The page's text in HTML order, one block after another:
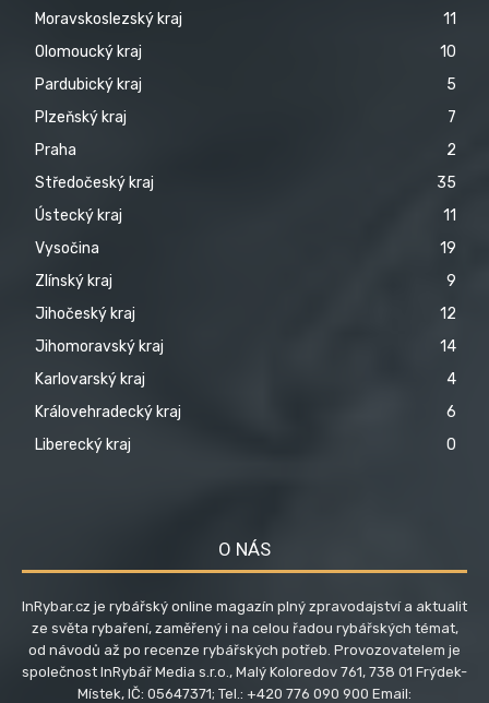
Moravskoslezský kraj
11
Olomoucký kraj
10
Pardubický kraj
5
Plzeňský kraj
7
Praha
2
Středočeský kraj
35
Ústecký kraj
11
Vysočina
19
Zlínský kraj
9
Jihočeský kraj
12
Jihomoravský kraj
14
Karlovarský kraj
4
Královehradecký kraj
6
Liberecký kraj
0
O NÁS
InRybar.cz je rybářský online magazín plný zpravodajství a aktualit
ze světa rybaření, zaměřený i na celou řadou rybářských témat,
od návodů až po recenze rybářských potřeb. Provozovatelem je
společnost InRybář Media s.r.o., Malý Koloredov 761, 738 01 Frýdek-
Místek, IČ: 05647371; Tel.: +420 776 090 900 Email: